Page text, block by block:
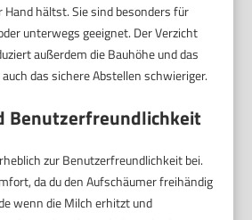
hältst. Sie sind besonders für
unterwegs geeignet. Der Verzicht
außerdem die Bauhöhe und das
das sichere Abstellen schwieriger.
Benutzerfreundlichkeit
zur Benutzerfreundlichkeit bei.
da du den Aufschäumer freihändig
wenn die Milch erhitzt und